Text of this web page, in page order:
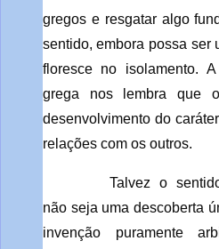
gregos e resgatar algo
sentido, embora possa ser
floresce no isolamento.
grega nos lembra que
desenvolvimento do
relações com os outros.
Talvez o
não seja uma descoberta
invenção puramente